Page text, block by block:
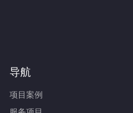
导航
项目案例